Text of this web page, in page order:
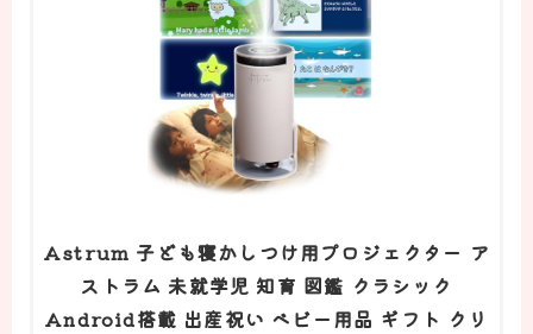
Astrum 子ども寝かしつけ用プロジェクター ア
ストラム 未就学児 知育 図鑑 クラシック
Android搭載 出産祝い ベビー用品 ギフト クリ